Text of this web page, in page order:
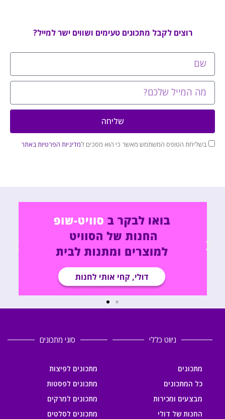
רוצים לקבל מתכונים טעימים ושווים ישר למייל?
בשליחת הטופס המשתמש מאשר כי הוא מסכים למדיניות הפרטיות באתר
שליחה
ניווט כללי
מתכונים
כל המתכונים
מבצעים ומכירות
החנות של דולי
סוגי מתכונים
מתכונים לפיצות
מתכונים לפסטות
מתכונים למרקים
מתכונים לסלטים